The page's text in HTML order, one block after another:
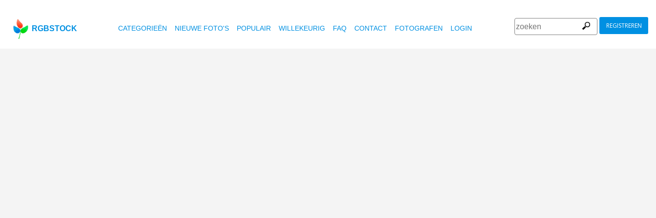
RGBSTOCK CATEGORIEËN NIEUWE FOTO'S POPULAIR WILLEKEURIG FAQ CONTACT FOTOGRAFEN LOGIN REGISTREREN